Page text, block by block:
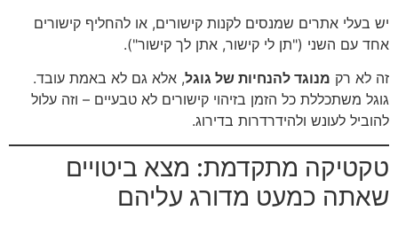
יש בעלי אתרים שמנסים לקנות קישורים, או להחליף קישורים
אחד עם השני ("תן לי קישור, אתן לך קישור").
זה לא רק מנוגד להנחיות של גוגל, אלא גם לא באמת עובד.
גוגל משתכללת כל הזמן בזיהוי קישורים לא טבעיים – וזה עלול
להוביל לעונש ולהידרדרות בדירוג.
טקטיקה מתקדמת: מצא ביטויים
שאתה כמעט מדורג עליהם